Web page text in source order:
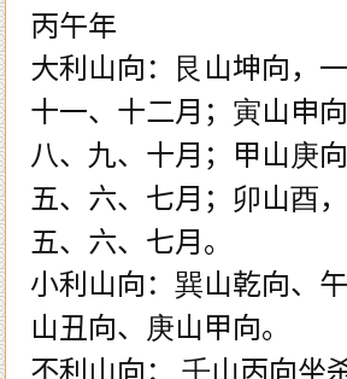
丙午年
大利山向：艮山坤向，一
十一、十二月；寅山申向
八、九、十月；甲山庚向
五、六、七月；卯山酉，
五、六、七月。
小利山向：巽山乾向、
山丑向、庚山甲向。
不利山向： 壬山丙向坐